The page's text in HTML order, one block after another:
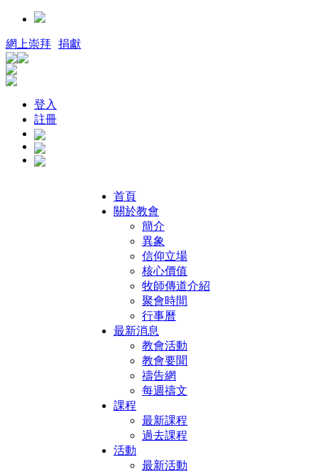
網上崇拜 捐獻
登入
註冊
首頁
關於教會
簡介
異象
信仰立場
核心價值
牧師傳道介紹
聚會時間
行事曆
最新消息
教會活動
教會要聞
禱告網
每週禱文
課程
最新課程
過去課程
活動
最新活動